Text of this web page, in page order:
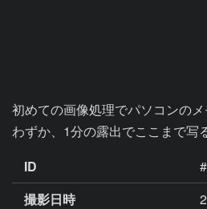
初めての画像処理でパソコンの
わずか、1分の露出でここまで写
ID
撮影日時